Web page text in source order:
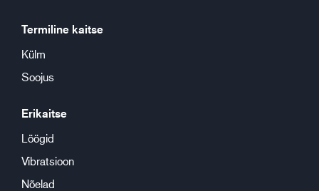
Termiline kaitse
Külm
Soojus
Erikaitse
Löögid
Vibratsioon
Nõelad